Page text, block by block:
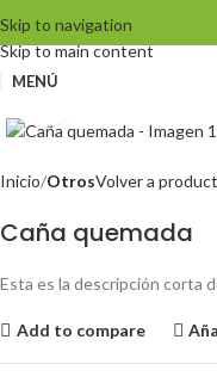
Skip to navigation
Skip to main content
MENÚ
Inicio OtrosVolver a
Caña quemada
Esta es la descripción corta
Add to compare